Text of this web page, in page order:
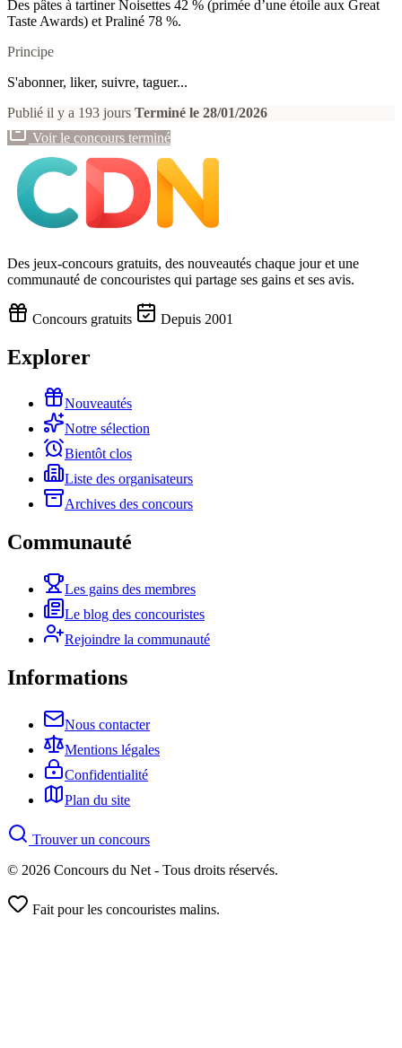
Des pâtes à tartiner Noisettes 42 % (primée d’une étoile aux Great
Taste Awards) et Praliné 78 %.
Principe
S'abonner, liker, suivre, taguer...
Publié il y a 193 jours Terminé le 28/01/2026
Voir le concours terminé
Des jeux-concours gratuits, des nouveautés chaque jour et une
communauté de concouristes qui partage ses gains et ses avis.
Concours gratuits Depuis 2001
Explorer
Nouveautés
Notre sélection
Bientôt clos
Liste des organisateurs
Archives des concours
Communauté
Les gains des membres
Le blog des concouristes
Rejoindre la communauté
Informations
Nous contacter
Mentions légales
Confidentialité
Plan du site
Trouver un concours
© 2026 Concours du Net - Tous droits réservés.
Fait pour les concouristes malins.